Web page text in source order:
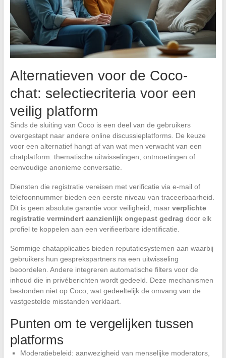
Alternatieven voor de Coco-
chat: selectiecriteria voor een
veilig platform
Sinds de sluiting van Coco is een deel van de gebruikers
overgestapt naar andere online discussieplatforms. De keuze
voor een alternatief hangt af van wat men verwacht van een
chatplatform: thematische uitwisselingen, ontmoetingen of
eenvoudige anonieme conversatie.
Diensten die registratie vereisen met verificatie via e-mail of
telefoonnummer bieden een eerste niveau van traceerbaarheid.
Dit is geen absolute garantie voor veiligheid, maar verplichte
registratie vermindert aanzienlijk ongepast gedrag door elk
profiel te koppelen aan een verifieerbare identificatie.
Sommige chatapplicaties bieden reputatiesystemen aan waarbij
gebruikers hun gesprekspartners na een uitwisseling
beoordelen. Andere integreren automatische filters voor de
inhoud die in privéberichten wordt gedeeld. Deze mechanismen
bestonden niet op Coco, wat gedeeltelijk de omvang van de
vastgestelde misstanden verklaart.
Punten om te vergelijken tussen
platforms
Moderatiebeleid: aanwezigheid van menselijke moderators,